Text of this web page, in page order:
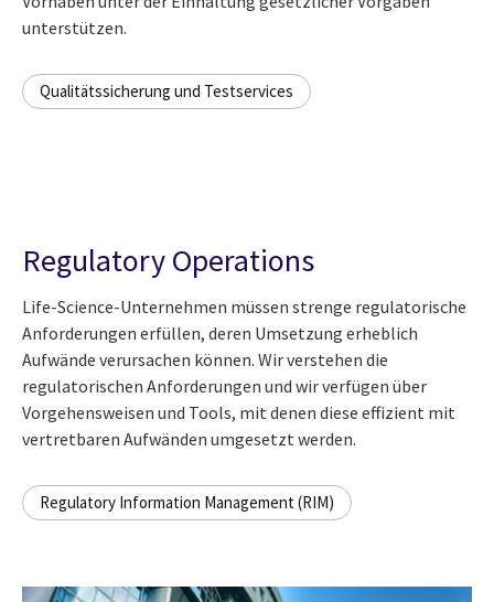
unterstützen.
Qualitätssicherung und Testservices
Regulatory Operations
Life-Science-Unternehmen müssen strenge regulatorische
Anforderungen erfüllen, deren Umsetzung erheblich
Aufwände verursachen können. Wir verstehen die
regulatorischen Anforderungen und wir verfügen über
Vorgehensweisen und Tools, mit denen diese effizient mit
vertretbaren Aufwänden umgesetzt werden.
Regulatory Information Management (RIM)